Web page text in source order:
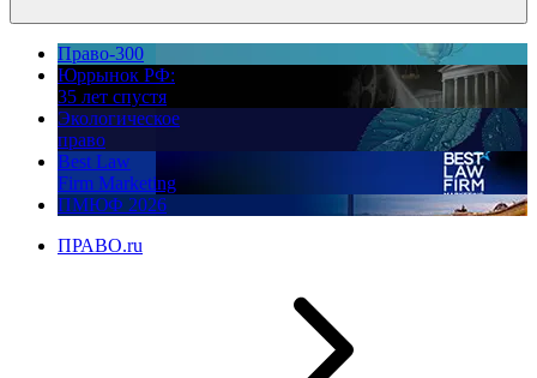
Право-300
Юррынок РФ:
35 лет спустя
Экологическое
право
Best Law
Firm Marketing
ПМЮФ 2026
ПРАВО.ru